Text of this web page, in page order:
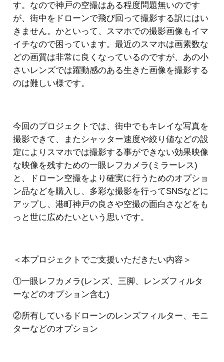
す。なので神戸の空撮はある程度問題無いのです
が、街中をドローンで飛び回って撮影する訳にはい
きません。かといって、スマホでの撮影画像もイマ
イチなので困っています。最近のスマホは画素数な
どの画質は非常に良くなっているのですが、あの小
さいレンズでは躍動感のある生きた画像を撮影する
のは難しい様です。
今回のプロジェクトでは、街中でもキレイな写真を
撮影できて、またシャッター速度や絞り値などの設
定によりスマホでは撮影する事ができない効果映像
な映像を残すための一眼レフカメラ(ミラーレス)
と、ドローン空撮をより確実に行うためのオプショ
ン品などを購入し、多彩な撮影を行ってSNSなどに
アップし、港町神戸の良さや空撮の面白さなどをも
っと世に広めたいという思いです。
＜本プロジェクトでご支援いただきたい内容＞
①一眼レフカメラ(レンズ、三脚、レンズフィルタ
ーなどのオプション含む)
②所有しているドローンのレンズフィルター、モニ
ターなどのオプション